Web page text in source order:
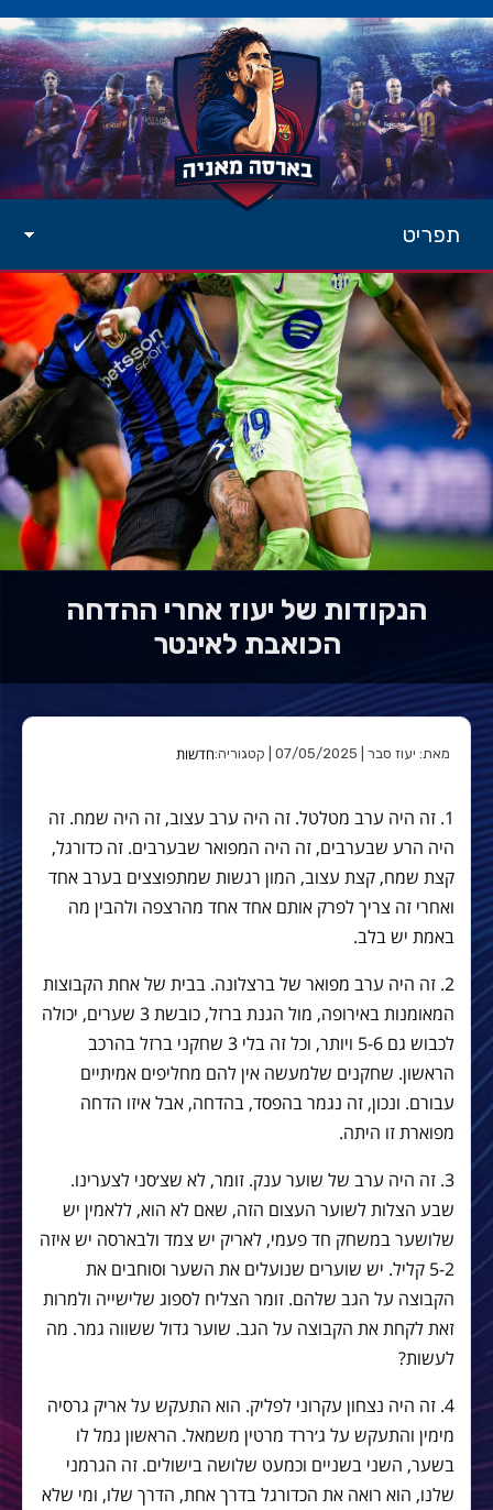
תפריט
הנקודות של יעוז אחרי ההדחה
הכואבת לאינטר
מאת: יעוז סבר | 07/05/2025 | קטגוריה: חדשות
1. זה היה ערב מטלטל. זה היה ערב עצוב, זה היה שמח. זה
היה הרע שבערבים, זה היה המפואר שבערבים. זה כדורגל,
קצת שמח, קצת עצוב, המון רגשות שמתפוצצים בערב אחד
ואחרי זה צריך לפרק אותם אחד אחד מהרצפה ולהבין מה
באמת יש בלב.
2. זה היה ערב מפואר של ברצלונה. בבית של אחת הקבוצות
המאומנות באירופה, מול הגנת ברזל, כובשת 3 שערים, יכולה
לכבוש גם 5-6 ויותר, וכל זה בלי 3 שחקני ברזל בהרכב
הראשון. שחקנים שלמעשה אין להם מחליפים אמיתיים
עבורם. ונכון, זה נגמר בהפסד, בהדחה, אבל איזו הדחה
מפוארת זו היתה.
3. זה היה ערב של שוער ענק. זומר, לא שצ׳סני לצערינו.
שבע הצלות לשוער העצום הזה, שאם לא הוא, ללאמין יש
שלושער במשחק חד פעמי, לאריק יש צמד ולבארסה יש איזה
5-2 קליל. יש שוערים שנועלים את השער וסוחבים את
הקבוצה על הגב שלהם. זומר הצליח לספוג שלישייה ולמרות
זאת לקחת את הקבוצה על הגב. שוער גדול ששווה גמר. מה
לעשות?
4. זה היה נצחון עקרוני לפליק. הוא התעקש על אריק גרסיה
מימין והתעקש על ג׳ררד מרטין משמאל. הראשון גמל לו
בשער, השני בשניים וכמעט שלושה בישולים. זה הגרמני
שלנו, הוא רואה את הכדורגל בדרך אחת, הדרך שלו, ומי שלא